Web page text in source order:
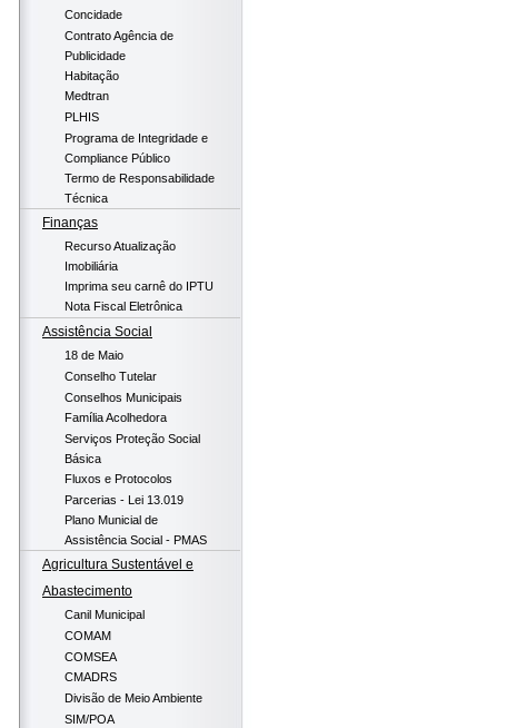
Concidade
Contrato Agência de
Publicidade
Habitação
Medtran
PLHIS
Programa de Integridade e
Compliance Público
Termo de Responsabilidade
Técnica
Finanças
Recurso Atualização
Imobiliária
Imprima seu carnê do IPTU
Nota Fiscal Eletrônica
Assistência Social
18 de Maio
Conselho Tutelar
Conselhos Municipais
Família Acolhedora
Serviços Proteção Social
Básica
Fluxos e Protocolos
Parcerias - Lei 13.019
Plano Municial de
Assistência Social - PMAS
Agricultura Sustentável e
Abastecimento
Canil Municipal
COMAM
COMSEA
CMADRS
Divisão de Meio Ambiente
SIM/POA